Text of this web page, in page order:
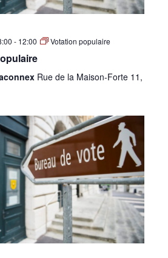
- 12:00 Votation populaire
Rue de la Maison-Forte 11,